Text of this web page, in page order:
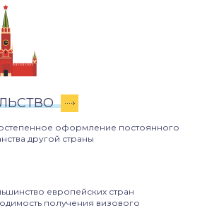
оформление постоянного
другой страны
европейских стран
получения визового